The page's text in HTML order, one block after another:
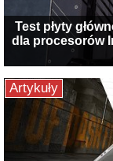
Test płyty
dla procesorów
Artykuły